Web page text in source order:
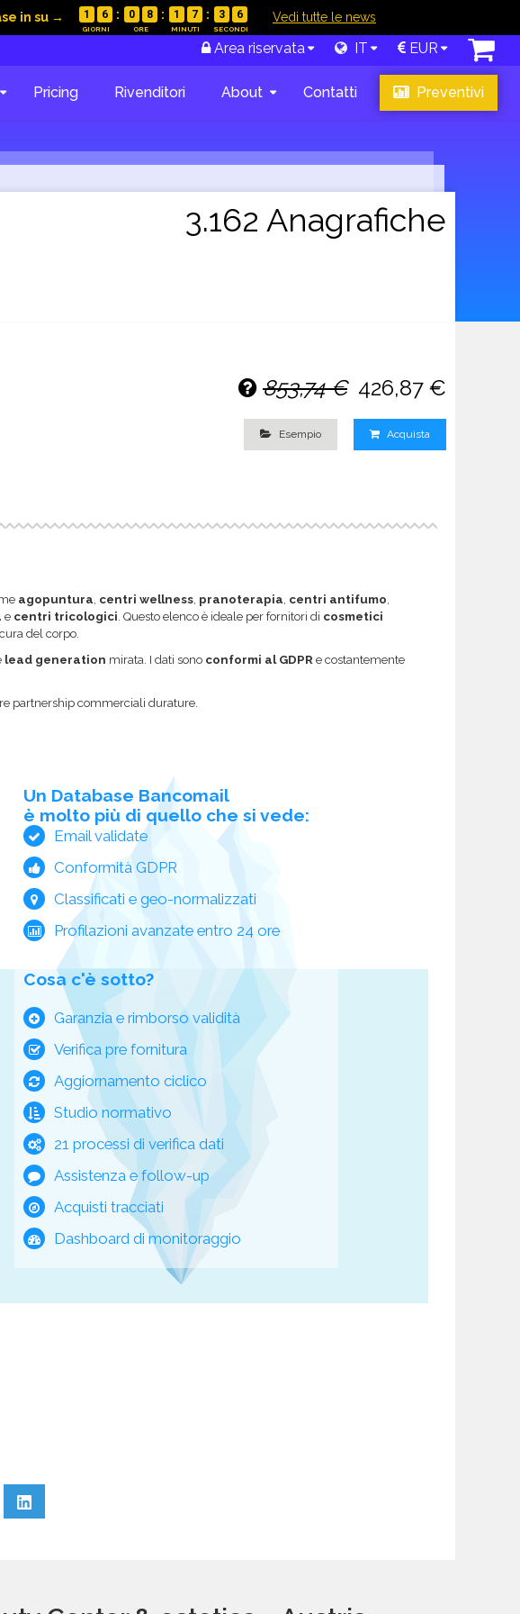
in su → 1 6 0 8 1 7 3 5 Vedi tutte le news
Area riservata IT EUR
Pricing Rivenditori About Contatti Preventivi
3.162 Anagrafiche
853,74 € 426,87 €
Esempio Acquista
agopuntura centri wellness pranoterapia centri antifumo
e centri tricologici . Questo elenco è ideale per fornitori di cosmetici
del corpo.
lead generation mirata. I dati sono conformi al GDPR e costantemente
partnership commerciali durature.
Un Database Bancomail
è molto più di quello che si vede:
Email validate
Conformità GDPR
Classificati e geo-normalizzati
Profilazioni avanzate entro 24 ore
Cosa c'è sotto?
Garanzia e rimborso validità
Verifica pre fornitura
Aggiornamento ciclico
Studio normativo
21 processi di verifica dati
Assistenza e follow-up
Acquisti tracciati
Dashboard di monitoraggio